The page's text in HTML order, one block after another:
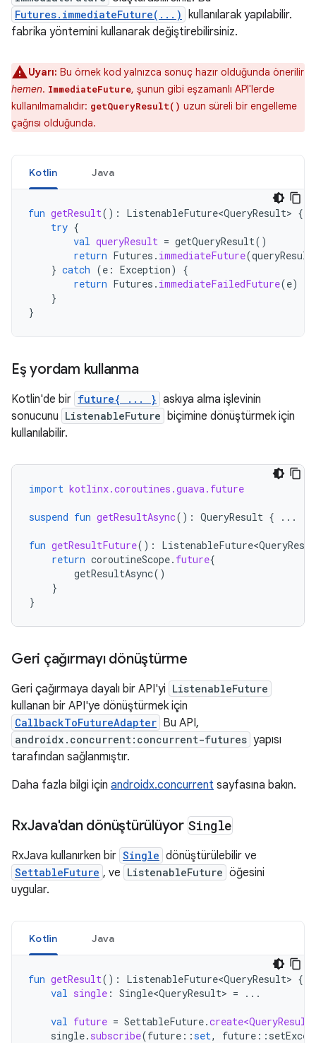
Futures.immediateFuture(...) kullanılarak yapılabilir.
fabrika yöntemini kullanarak değiştirebilirsiniz.
Uyarı: Bu örnek kod yalnızca sonuç hazır olduğunda önerilir
hemen. ImmediateFuture, şunun gibi eşzamanlı API'lerde
kullanılmamalıdır: getQueryResult() uzun süreli bir engelleme
çağrısı olduğunda.
Kotlin Java
fun getResult(): ListenableFuture<QueryResult> {
try {
val queryResult = getQueryResult()
return Futures . immediateFuture(queryResult
} catch (e : Exception)
{
return Futures . immediateFailedFuture(e)
}
}
Eş yordam kullanma
Kotlin'de bir future{ ... } askıya alma işlevinin
sonucunu ListenableFuture biçimine dönüştürmek için
kullanılabilir.
import kotlinx.coroutines.guava.future
suspend fun getResultAsync(): QueryResult { ...
fun getResultFuture():
return coroutineScope. future{
getResultAsync()
}
}
Geri çağırmayı dönüştürme
Geri çağırmaya dayalı bir API'yi ListenableFuture
kullanan bir API'ye dönüştürmek için
CallbackToFutureAdapter Bu API,
androidx.concurrent:concurrent-futures yapısı
tarafından sağlanmıştır.
Daha fazla bilgi için androidx.concurrent sayfasına bakın.
RxJava'dan dönüştürülüyor Single
RxJava kullanırken bir Single dönüştürülebilir ve
SettableFuture , ve ListenableFuture öğesini
uygular.
Kotlin Java
fun getResult(): ListenableFuture<QueryResult> {
val single : Single<QueryResult> = ...
val future = SettableFuture.
single. subscribe(future ::set, future ::